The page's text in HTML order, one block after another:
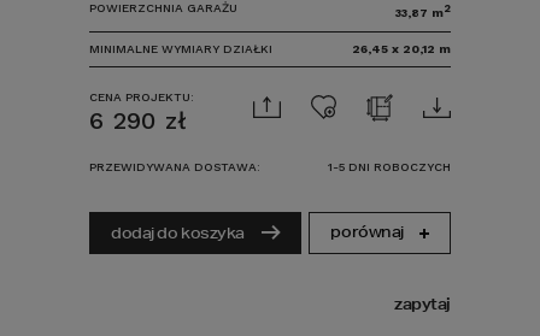
POWIERZCHNIA GARAŻU 33,87 m2
MINIMALNE WYMIARY DZIAŁKI 26,45 x 20,12 m
CENA PROJEKTU:
6 290 zł
PRZEWIDYWANA DOSTAWA: 1-5 DNI ROBOCZYCH
dodaj do koszyka porównaj
zapytaj